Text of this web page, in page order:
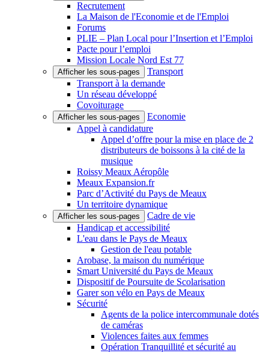
Recrutement
La Maison de l'Economie et de l'Emploi
Forums
PLIE – Plan Local pour l’Insertion et l’Emploi
Pacte pour l’emploi
Mission Locale Nord Est 77
Afficher les sous-pages
Transport
Transport à la demande
Un réseau développé
Covoiturage
Afficher les sous-pages
Economie
Appel à candidature
Appel d’offre pour la mise en place de 2
distributeurs de boissons à la cité de la
musique
Roissy Meaux Aéropôle
Meaux Expansion.fr
Parc d’Activité du Pays de Meaux
Un territoire dynamique
Afficher les sous-pages
Cadre de vie
Handicap et accessibilité
L'eau dans le Pays de Meaux
Gestion de l'eau potable
Arobase, la maison du numérique
Smart Université du Pays de Meaux
Dispositif de Poursuite de Scolarisation
Garer son vélo en Pays de Meaux
Sécurité
Agents de la police intercommunale dotés
de caméras
Violences faites aux femmes
Opération Tranquillité et sécurité au